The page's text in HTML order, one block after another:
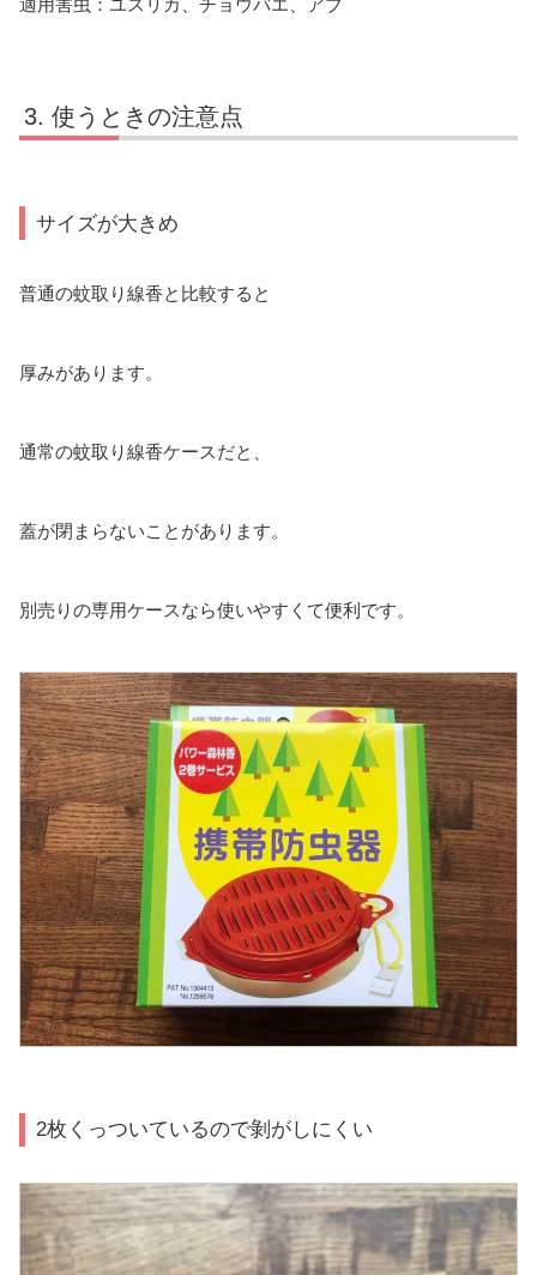
使うときの注意点
サイズが大きめ
普通の蚊取り線香と比較すると
厚みがあります。
通常の蚊取り線香ケースだと、
蓋が閉まらないことがあります。
別売りの専用ケースなら使いやすくて便利です。
2枚くっついているので剝がしにくい